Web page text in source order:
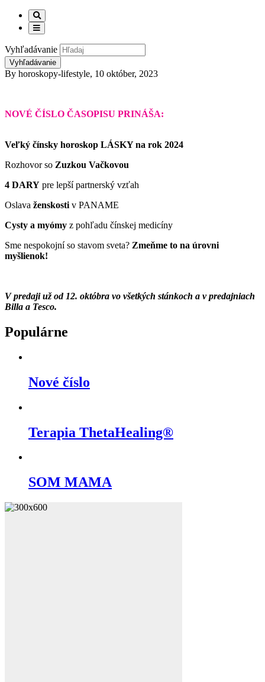
Vyhľadávanie
By horoskopy-lifestyle, 10 október, 2023
NOVÉ ČÍSLO ČASOPISU PRINÁŠA:
Veľký čínsky horoskop LÁSKY na rok 2024
Rozhovor so Zuzkou Vačkovou
4 DARY pre lepší partnerský vzťah
Oslava ženskosti v PANAME
Cysty a myómy z pohľadu čínskej medicíny
Sme nespokojní so stavom sveta? Zmeňme to na úrovni
myšlienok!
V predaji už od 12. októbra vo všetkých stánkoch a v predajniach
Billa a Tesco.
Populárne
Nové číslo
Terapia ThetaHealing®
SOM MAMA